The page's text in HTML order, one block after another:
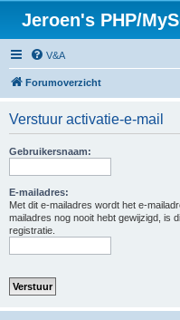
Jeroen's PHP/
V&A
Forumoverzicht
Verstuur activatie-e-mail
Gebruikersnaam:
E-mailadres:
Met dit e-mailadres wordt het e-
mailadres nog nooit hebt gewijzigd, is
registratie.